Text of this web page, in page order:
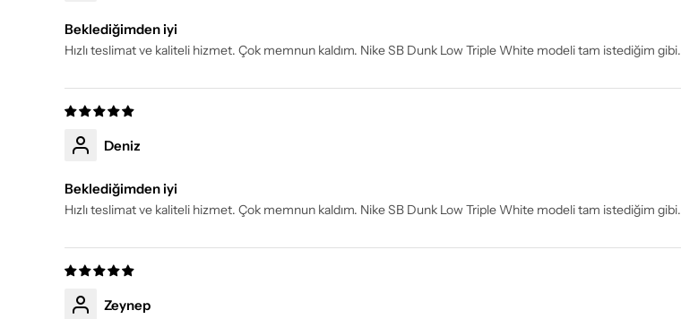
Beklediğimden iyi
Hızlı teslimat ve kaliteli hizmet. Çok memnun kaldım. Nike SB Dunk Low Triple White modeli tam istediğim gibi.
Deniz
Beklediğimden iyi
Hızlı teslimat ve kaliteli hizmet. Çok memnun kaldım. Nike SB Dunk Low Triple White modeli tam istediğim gibi.
Zeynep